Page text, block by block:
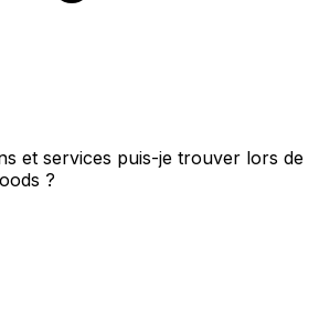
et services puis-je trouver lors de
?